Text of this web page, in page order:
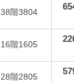
38階3804
16階1605
28階2805